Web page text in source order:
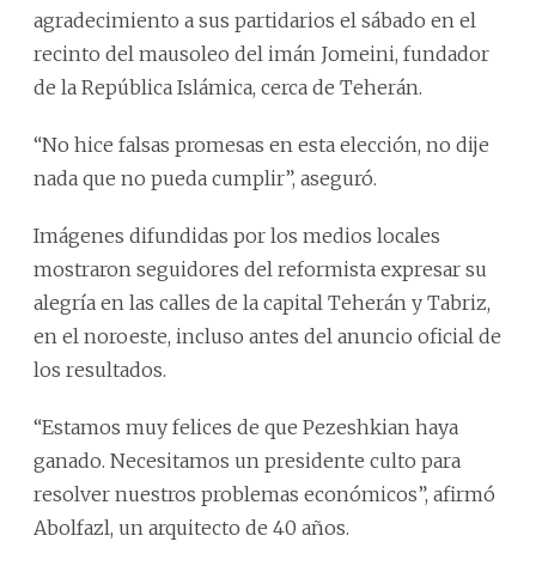
agradecimiento a sus partidarios el sábado en el
recinto del mausoleo del imán Jomeini, fundador
de la República Islámica, cerca de Teherán.
“No hice falsas promesas en esta elección, no dije
nada que no pueda cumplir”, aseguró.
Imágenes difundidas por los medios locales
mostraron seguidores del reformista expresar su
alegría en las calles de la capital Teherán y Tabriz,
en el noroeste, incluso antes del anuncio oficial de
los resultados.
“Estamos muy felices de que Pezeshkian haya
ganado. Necesitamos un presidente culto para
resolver nuestros problemas económicos”, afirmó
Abolfazl, un arquitecto de 40 años.